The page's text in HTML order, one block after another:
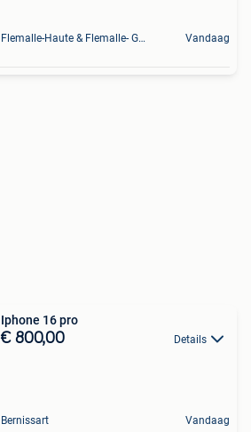
Flemalle-Haute & Flemalle- Grande & Partie Awirs Vandaag
Iphone 16 pro
€ 800,00 Details
Bernissart Vandaag